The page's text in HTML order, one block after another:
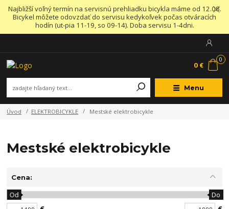
Najbližší voľný termín na servisnú prehliadku bicykla máme od 12.08.
Bicykel môžete odovzdať do servisu kedykoľvek počas otváracích
hodín (ut-pia 11-19, so 09-14). Doba servisu 1-4dni.
Menu
0
0 €
Úvod ELEKTROBICYKLE Mestské elektrobicykle
Mestské elektrobicykle
Cena:
Od Do